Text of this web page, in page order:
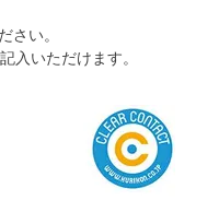
さい。
入いただけます。